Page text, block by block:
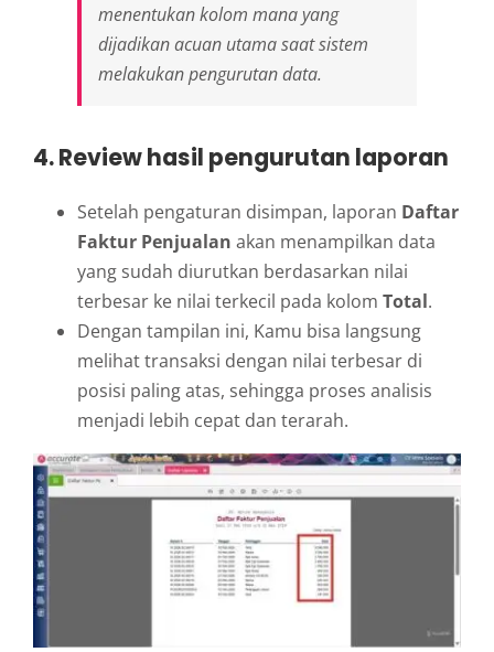
menentukan kolom mana yang
dijadikan acuan utama saat sistem
melakukan pengurutan data.
4. Review hasil pengurutan laporan
Setelah pengaturan disimpan, laporan Daftar
Faktur Penjualan akan menampilkan data
yang sudah diurutkan berdasarkan nilai
terbesar ke nilai terkecil pada kolom Total.
Dengan tampilan ini, Kamu bisa langsung
melihat transaksi dengan nilai terbesar di
posisi paling atas, sehingga proses analisis
menjadi lebih cepat dan terarah.